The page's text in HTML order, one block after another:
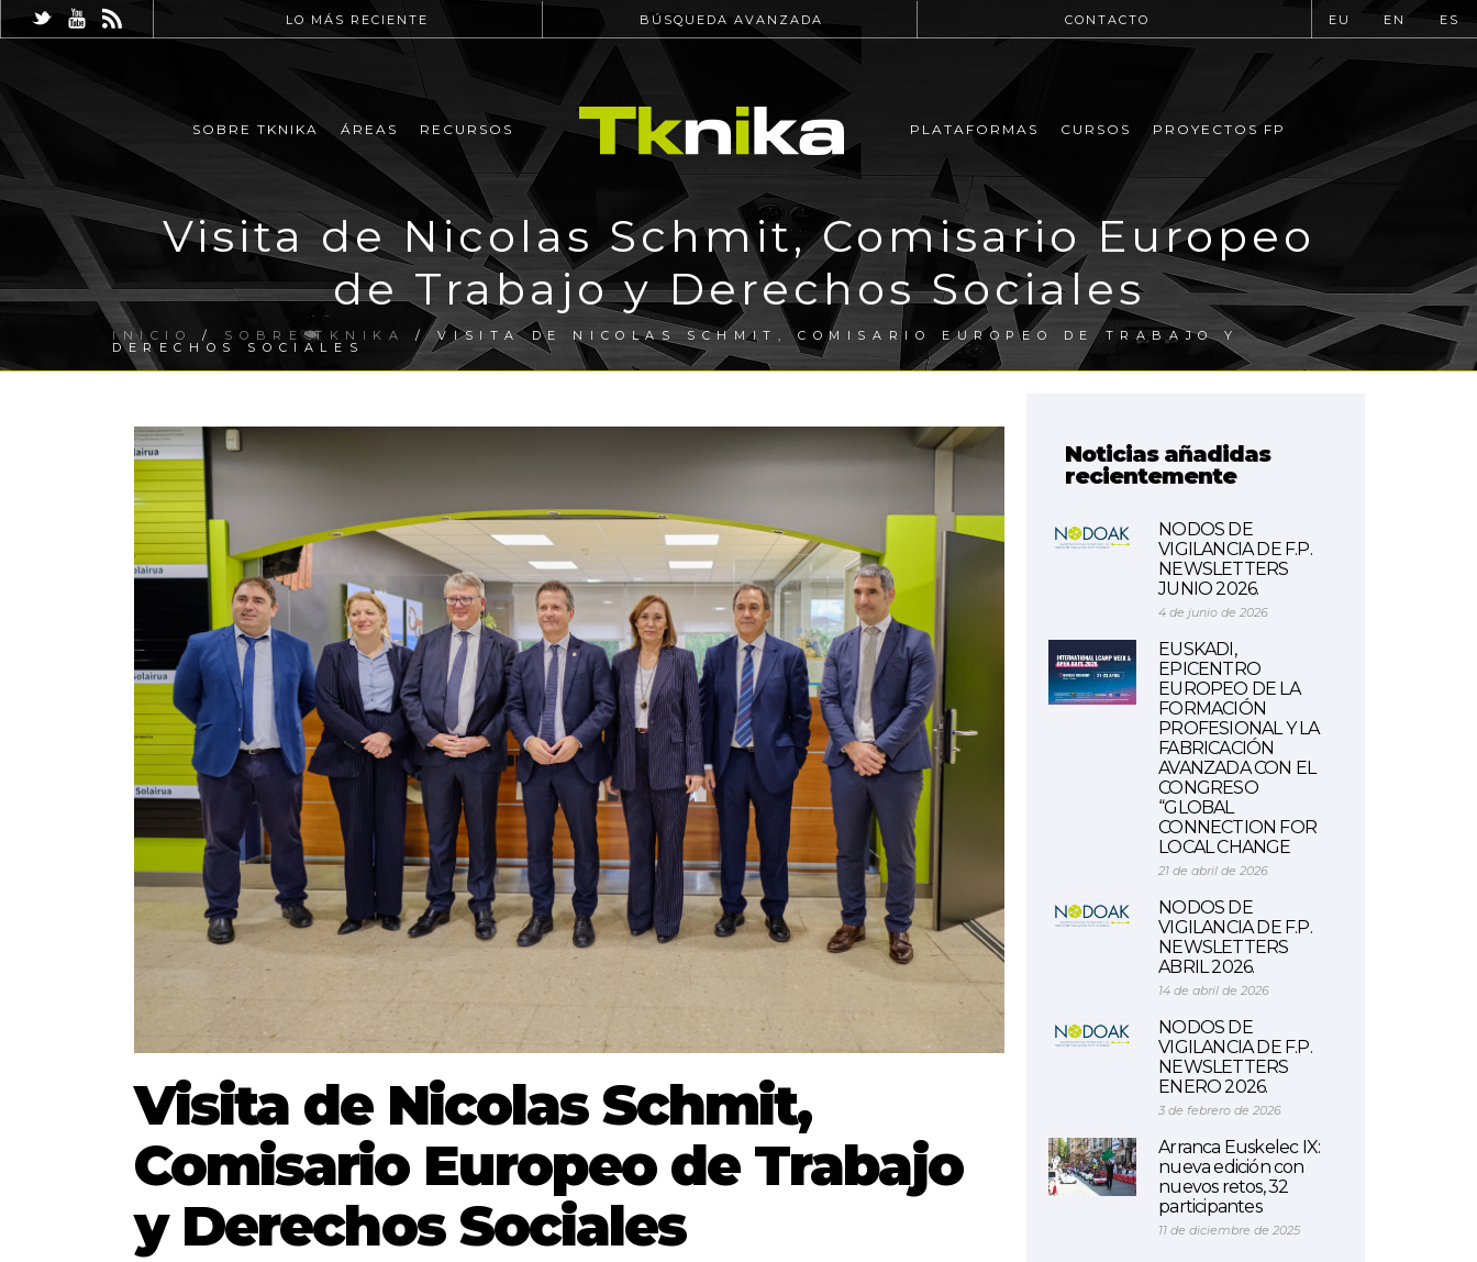
LO MÁS RECIENTE BÚSQUEDA AVANZADA CONTACTO EU EN ES
SOBRE TKNIKA ÁREAS RECURSOS PLATAFORMAS CURSOS PROYECTOS FP
Visita de Nicolas Schmit, Comisario Europeo
de Trabajo y Derechos Sociales
INICIO / SOBRE TKNIKA / VISITA DE NICOLAS SCHMIT, COMISARIO EUROPEO DE TRABAJO Y
DERECHOS SOCIALES
Visita de Nicolas Schmit,
Comisario Europeo de Trabajo
y Derechos Sociales
Noticias añadidas
recientemente
NODOS DE
VIGILANCIA DE F.P.
NEWSLETTERS
JUNIO 2026.
4 de junio de 2026
EUSKADI,
EPICENTRO
EUROPEO DE LA
FORMACIÓN
PROFESIONAL Y LA
FABRICACIÓN
AVANZADA CON EL
CONGRESO
“GLOBAL
CONNECTION FOR
LOCAL CHANGE
21 de abril de 2026
NODOS DE
VIGILANCIA DE F.P.
NEWSLETTERS
ABRIL 2026.
14 de abril de 2026
NODOS DE
VIGILANCIA DE F.P.
NEWSLETTERS
ENERO 2026.
3 de febrero de 2026
Arranca Euskelec IX:
nueva edición con
nuevos retos, 32
participantes
11 de diciembre de 2025